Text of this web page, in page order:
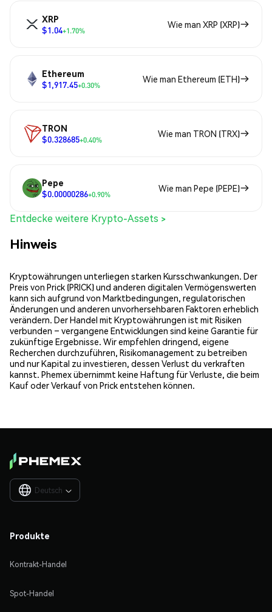
XRP
$1.04+1.70%
Wie man XRP (XRP)
Ethereum
$1,917.45+0.30%
Wie man Ethereum (ETH)
TRON
$0.328685+0.40%
Wie man TRON (TRX)
Pepe
$0.00000286+0.90%
Wie man Pepe (PEPE)
Entdecke weitere Krypto-Assets >
Hinweis
Kryptowährungen unterliegen starken Kursschwankungen. Der
Preis von Prick (PRICK) und anderen digitalen Vermögenswerten
kann sich aufgrund von Marktbedingungen, regulatorischen
Änderungen und anderen unvorhersehbaren Faktoren erheblich
verändern. Der Handel mit Kryptowährungen ist mit Risiken
verbunden – vergangene Entwicklungen sind keine Garantie für
zukünftige Ergebnisse. Wir empfehlen dringend, eigene
Recherchen durchzuführen, Risikomanagement zu betreiben
und nur Kapital zu investieren, dessen Verlust du verkraften
kannst. Phemex übernimmt keine Haftung für Verluste, die beim
Kauf oder Verkauf von Prick entstehen können.
Deutsch 
Produkte
Kontrakt-Handel
Spot-Handel